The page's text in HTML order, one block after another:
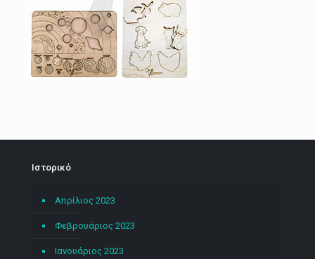
Ιστορικό
Απρίλιος 2023
Φεβρουάριος 2023
Ιανουάριος 2023